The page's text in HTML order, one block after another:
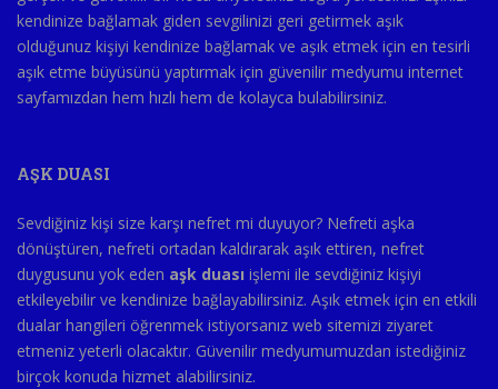
kendinize bağlamak giden sevgilinizi geri getirmek aşık
olduğunuz kişiyi kendinize bağlamak ve aşık etmek için en tesirli
aşık etme büyüsünü yaptırmak için güvenilir medyumu internet
sayfamızdan hem hızlı hem de kolayca bulabilirsiniz.
AŞK DUASI
Sevdiğiniz kişi size karşı nefret mi duyuyor? Nefreti aşka
dönüştüren, nefreti ortadan kaldırarak aşık ettiren, nefret
duygusunu yok eden aşk duası işlemi ile sevdiğiniz kişiyi
etkileyebilir ve kendinize bağlayabilirsiniz. Aşık etmek için en etkili
dualar hangileri öğrenmek istiyorsanız web sitemizi ziyaret
etmeniz yeterli olacaktır. Güvenilir medyumumuzdan istediğiniz
birçok konuda hizmet alabilirsiniz.